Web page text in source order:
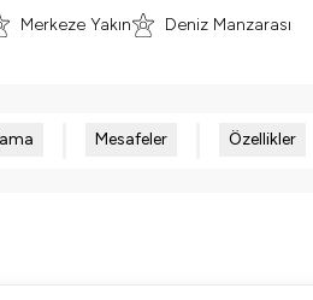
Merkeze Yakın Deniz Manzarası
Mesafeler Özellikler